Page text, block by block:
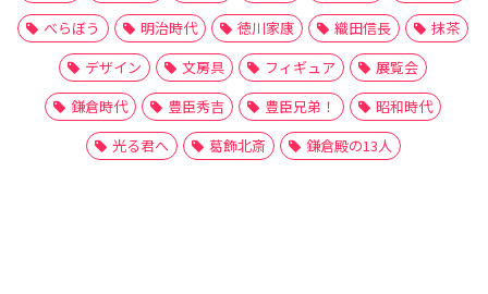
べらぼう
明治時代 徳川家康 織田信長
抹茶
デザイン
文房具 フィギュア
展覧会
鎌倉時代
豊臣秀吉 豊臣兄弟！
昭和時代
光る君へ
葛飾北斎 鎌倉殿の13人